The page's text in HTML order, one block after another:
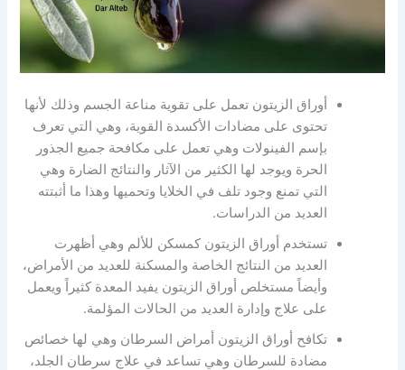
أوراق الزيتون تعمل على تقوية مناعة الجسم وذلك لأنها
تحتوى على مضادات الأكسدة القوية، وهي التي تعرف
بإسم الفينولات وهي تعمل على مكافحة جميع الجذور
الحرة ويوجد لها الكثير من الآثار والنتائج الضارة وهي
التي تمنع وجود تلف في الخلايا وتحميها وهذا ما أثبتته
العديد من الدراسات.
تستخدم أوراق الزيتون كمسكن للألم وهي أظهرت
العديد من النتائج الخاصة والمسكنة للعديد من الأمراض،
وأيضاً مستخلص أوراق الزيتون يفيد المعدة كثيراً ويعمل
على علاج وإدارة العديد من الحالات المؤلمة.
تكافح أوراق الزيتون أمراض السرطان وهي لها خصائص
مضادة للسرطان وهي تساعد في علاج سرطان الجلد،